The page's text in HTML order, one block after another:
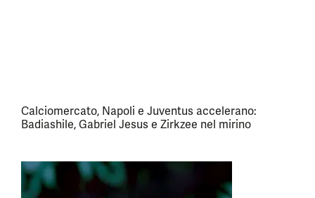
Calciomercato, Napoli e Juventus accelerano:
Badiashile, Gabriel Jesus e Zirkzee nel mirino